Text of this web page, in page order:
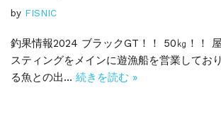
by FISNIC
釣果情報2024 ブラックGT！！ 50㎏！！
スティングをメインに遊漁船を営業してお
る魚との出… 続きを読む »